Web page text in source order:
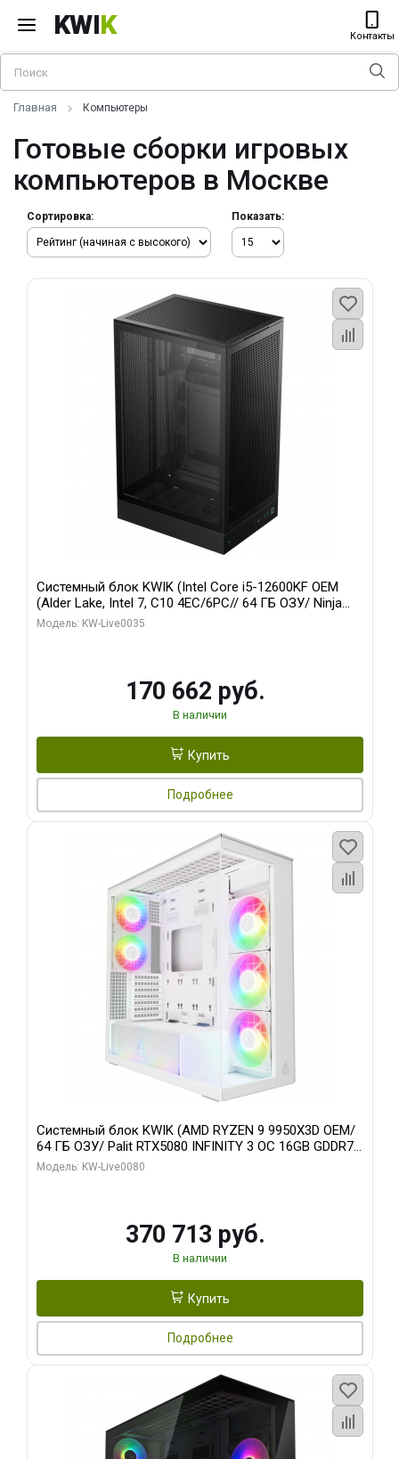
KWIK Контакты
Главная Компьютеры
Готовые сборки игровых
компьютеров в Москве
Сортировка: Показать:
Системный блок KWIK (Intel Core i5-12600KF OEM
(Alder Lake, Intel 7, C10 4EC/6PC// 64 ГБ ОЗУ/ Ninja
Sinotex GTX1650 4GB 128bit GDDR6 DVI DP HDMI 2/
Модель: KW-Live0035
170 662 руб.
В наличии
Купить
Подробнее
Системный блок KWIK (AMD RYZEN 9 9950X3D OEM/
64 ГБ ОЗУ/ Palit RTX5080 INFINITY 3 OC 16GB GDDR7
256bit 3xDP H/ 960 ГБ SSD)
Модель: KW-Live0080
370 713 руб.
В наличии
Купить
Подробнее